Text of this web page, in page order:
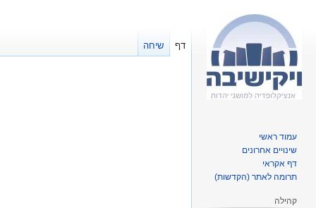
דף שיחה
עמוד ראשי
שינויים אחרונים
דף אקראי
תרומה לאתר (הקדשות)
קהילה